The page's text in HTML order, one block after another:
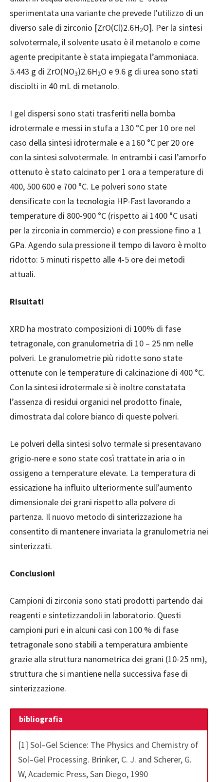
sperimentata una variante che prevede l’utilizzo di un
diverso sale di zirconio [ZrO(Cl)2.6H2O]. Per la sintesi
solvotermale, il solvente usato è il metanolo e come
agente precipitante è stata impiegata l’ammoniaca.
5.443 g di ZrO(NO3)2.6H2O e 9.6 g di urea sono stati
disciolti in 40 mL di metanolo.
I gel dispersi sono stati trasferiti nella bomba
idrotermale e messi in stufa a 130 °C per 10 ore nel
caso della sintesi idrotermale e a 160 °C per 20 ore
con la sintesi solvotermale. In entrambi i casi l’amorfo
ottenuto è stato calcinato per 1 ora a temperature di
400, 500 600 e 700 °C. Le polveri sono state
densificate con la tecnologia HP-Fast lavorando a
temperature di 800-900 °C (rispetto ai 1400 °C usati
per la zirconia in commercio) e con pressione fino a 1
GPa. Agendo sula pressione il tempo di lavoro è molto
ridotto: 5 minuti rispetto alle 4-5 ore dei metodi
attuali.
Risultati
XRD ha mostrato composizioni di 100% di fase
tetragonale, con granulometria di 10 – 25 nm nelle
polveri. Le granulometrie più ridotte sono state
ottenute con le temperature di calcinazione di 400 °C.
Con la sintesi idrotermale si è inoltre constatata
l’assenza di residui organici nel prodotto finale,
dimostrata dal colore bianco di queste polveri.
Le polveri della sintesi solvo termale si presentavano
grigio-nere e sono state così trattate in aria o in
ossigeno a temperature elevate. La temperatura di
essicazione ha influito ulteriormente sull’aumento
dimensionale dei grani rispetto alla polvere di
partenza. Il nuovo metodo di sinterizzazione ha
consentito di mantenere invariata la granulometria nei
sinterizzati.
Conclusioni
Campioni di zirconia sono stati prodotti partendo dai
reagenti e sintetizzandoli in laboratorio. Questi
campioni puri e in alcuni casi con 100 % di fase
tetragonale sono stabili a temperatura ambiente
grazie alla struttura nanometrica dei grani (10-25 nm),
struttura che si mantiene nella successiva fase di
sinterizzazione.
bibliografia
[1] Sol–Gel Science: The Physics and Chemistry of
Sol–Gel Processing. Brinker, C. J. and Scherer, G.
W, Academic Press, San Diego, 1990